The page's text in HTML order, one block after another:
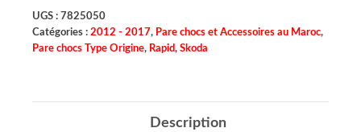
UGS : 7825050
Catégories : 2012 - 2017, Pare chocs et Accessoires au Maroc,
Pare chocs Type Origine, Rapid, Skoda
Description